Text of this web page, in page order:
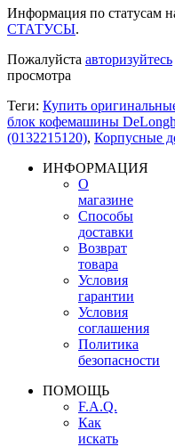
Информация по статусам
СТАТУСЫ.
Пожалуйста авторизуйтесь
просмотра
Теги: Купить
блок кофемашины
(0132215120), Корпусные
ИНФОРМАЦИЯ
О
магазине
Способы
доставки
Возврат
товара
Условия
гарантии
Условия
соглашения
Политика
безопасности
ПОМОЩЬ
F.A.Q.
Как
искать